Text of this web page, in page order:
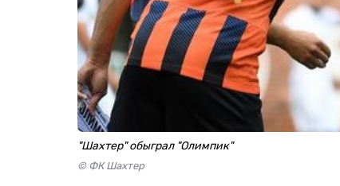
"Шахтер" обыграл "Олимпик"
© ФК Шахтер